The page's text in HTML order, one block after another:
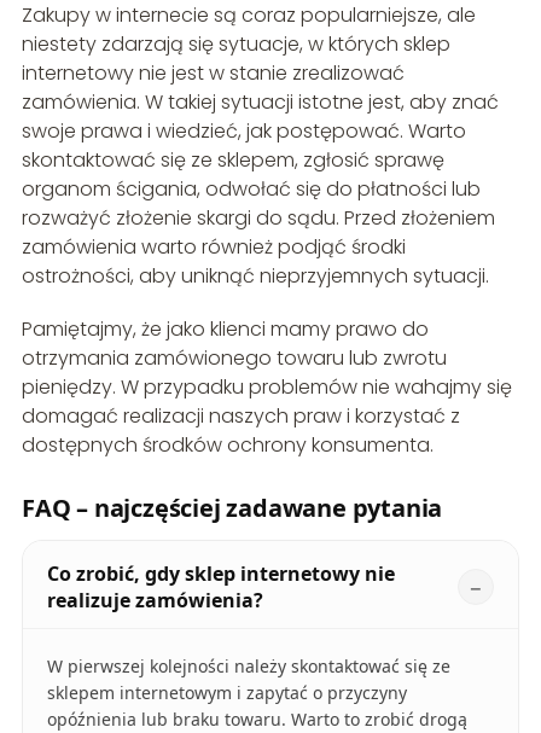
Zakupy w internecie są coraz popularniejsze, ale
niestety zdarzają się sytuacje, w których sklep
internetowy nie jest w stanie zrealizować
zamówienia. W takiej sytuacji istotne jest, aby znać
swoje prawa i wiedzieć, jak postępować. Warto
skontaktować się ze sklepem, zgłosić sprawę
organom ścigania, odwołać się do płatności lub
rozważyć złożenie skargi do sądu. Przed złożeniem
zamówienia warto również podjąć środki
ostrożności, aby uniknąć nieprzyjemnych sytuacji.
Pamiętajmy, że jako klienci mamy prawo do
otrzymania zamówionego towaru lub zwrotu
pieniędzy. W przypadku problemów nie wahajmy się
domagać realizacji naszych praw i korzystać z
dostępnych środków ochrony konsumenta.
FAQ – najczęściej zadawane pytania
Co zrobić, gdy sklep internetowy nie
realizuje zamówienia?
W pierwszej kolejności należy skontaktować się ze
sklepem internetowym i zapytać o przyczyny
opóźnienia lub braku towaru. Warto to zrobić drogą